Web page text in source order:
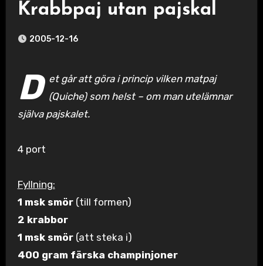
Krabbpaj utan pajskal
2005-12-16
D et går att göra i princip vilken matpaj
(Quiche) som helst – om man utelämnar
själva pajskalet.
4 port
Fyllning:
1 msk smör (till formen)
2 krabbor
1 msk smör(att steka i)
400 gram färska champinjoner